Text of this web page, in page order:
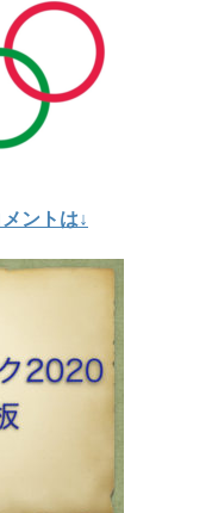
ントは↓